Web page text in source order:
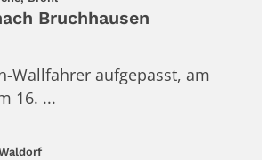
Bruchhausen
Wallfahrer aufgepasst, am
16. ...
: